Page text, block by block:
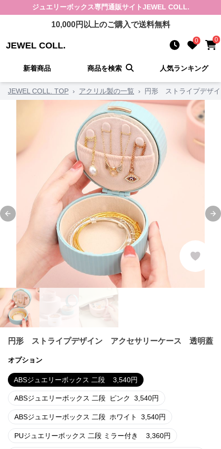
ジュエリーボックス専門通販サイトJEWEL COLL.
10,000円以上のご購入で送料無料
JEWEL COLL. 0 0
新着商品 商品を検索 人気ランキング
JEWEL COLL. TOP › アクリル製の一覧 › 円形 ストライプデザ
Previous slide
円形 ストライプデザイン アクセサリーケース 透明蓋
オプション
ABSジュエリーボックス 二段 3,540円
ABSジュエリーボックス 二段 ピンク 3,540円
ABSジュエリーボックス 二段 ホワイト 3,540円
PUジュエリーボックス 二段 ミラー付き 3,360円